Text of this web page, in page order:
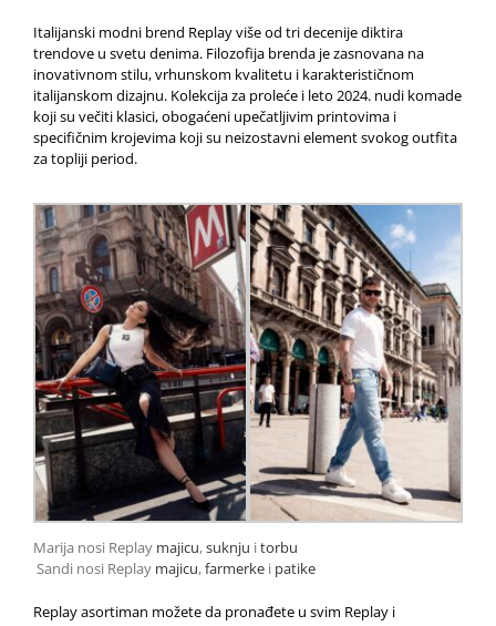
Italijanski modni brend Replay više od tri decenije diktira
trendove u svetu denima. Filozofija brenda je zasnovana na
inovativnom stilu, vrhunskom kvalitetu i karakterističnom
italijanskom dizajnu. Kolekcija za proleće i leto 2024. nudi komade
koji su večiti klasici, obogaćeni upečatljivim printovima i
specifičnim krojevima koji su neizostavni element svokog outfita
za topliji period.
Marija nosi Replay majicu,suknju itorbu
Sandi nosi Replay majicu,farmerke i patike
Replay asortiman možete da pronađete u svim Replay i